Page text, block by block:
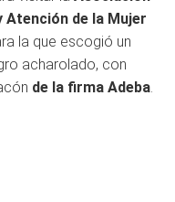
Atención de la Mujer
la que escogió un
acharolado, con
de la firma Adeba.